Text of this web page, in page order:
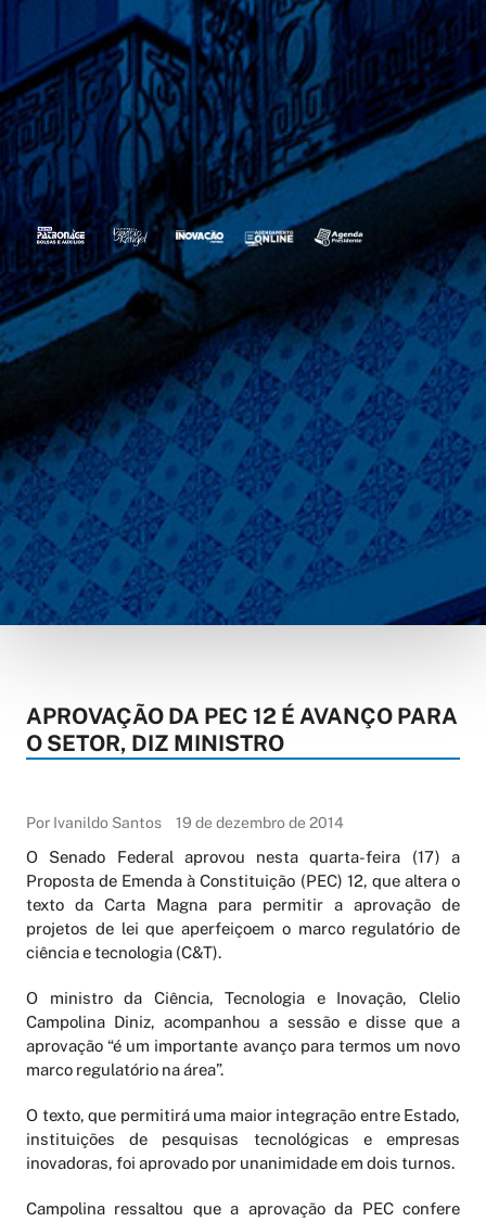
APROVAÇÃO DA PEC 12 É AVANÇO PARA
O SETOR, DIZ MINISTRO
Por Ivanildo Santos 19 de dezembro de 2014
O Senado Federal aprovou nesta quarta-feira (17) a
Proposta de Emenda à Constituição (PEC) 12, que altera o
texto da Carta Magna para permitir a aprovação de
projetos de lei que aperfeiçoem o marco regulatório de
ciência e tecnologia (C&T).
O ministro da Ciência, Tecnologia e Inovação, Clelio
Campolina Diniz, acompanhou a sessão e disse que a
aprovação “é um importante avanço para termos um novo
marco regulatório na área”.
O texto, que permitirá uma maior integração entre Estado,
instituições de pesquisas tecnológicas e empresas
inovadoras, foi aprovado por unanimidade em dois turnos.
Campolina ressaltou que a aprovação da PEC confere